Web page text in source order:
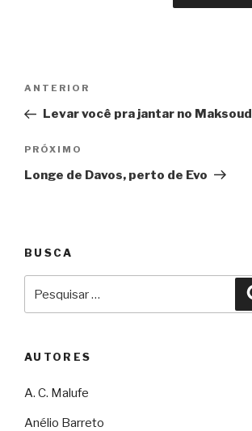
Post
Anterior
ANTERIOR
Levar você pra jantar no Maksoud
Próximo
PRÓXIMO
Longe de Davos, perto de Evo
BUSCA
por:
AUTORES
A. C. Malufe
Anélio Barreto